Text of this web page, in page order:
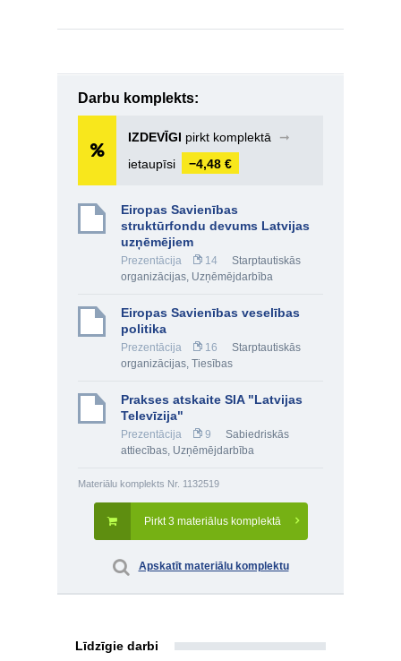
Darbu komplekts:
IZDEVĪGI pirkt komplektā
➞
ietaupīsi
−4,48 €
Eiropas Savienības
struktūrfondu devums Latvijas
uzņēmējiem
Prezentācija 14
Starptautiskās
organizācijas, Uzņēmējdarbība
Eiropas Savienības veselības
politika
Prezentācija 16
Starptautiskās
organizācijas, Tiesības
Prakses atskaite SIA "Latvijas
Televīzija"
Prezentācija 9
Sabiedriskās
attiecības, Uzņēmējdarbība
Materiālu komplekts Nr. 1132519
Pirkt 3 materiālus komplektā
Apskatīt materiālu komplektu
Līdzīgie darbi